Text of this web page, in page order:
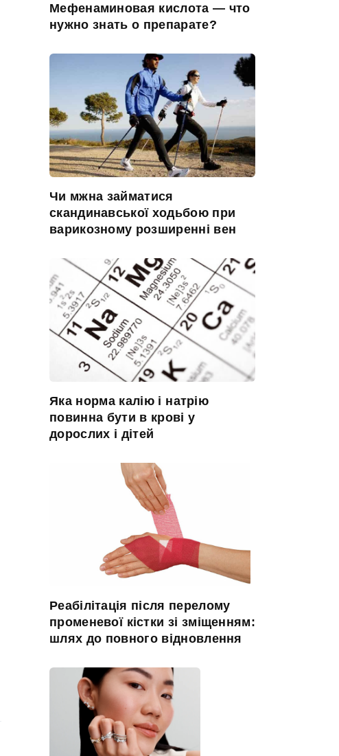
Мефенаминовая кислота — что
нужно знать о препарате?
Чи мжна займатися
скандинавської ходьбою при
варикозному розширенні вен
Яка норма калію і натрію
повинна бути в крові у
дорослих і дітей
Реабілітація після перелому
променевої кістки зі зміщенням:
шлях до повного відновлення